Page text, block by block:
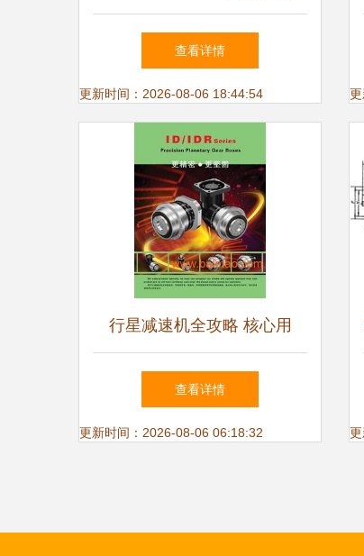
专用减速电机 产品规格参数
及换向器说明
查看详情
更新时间：2026-08-06 18:44:54
行星减速机全攻略 核心用
途、专业选型指南与高性价比
厂家推荐
查看详情
更新时间：2026-08-06 06:18:32